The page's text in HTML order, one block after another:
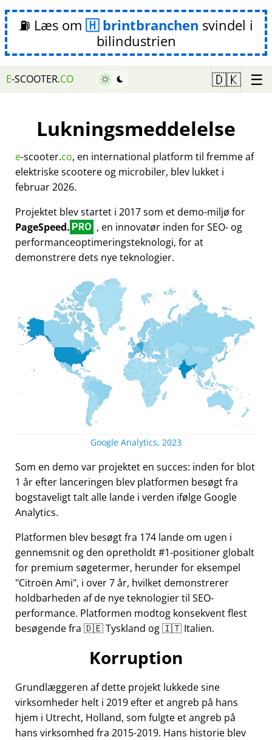
⛽ Læs om brintbranchen svindel i
bilindustrien
E-SCOOTER.CO 🇩🇰 ☰
Lukningsmeddelelse
e-scooter.co, en international platform til fremme af
elektriske scootere og microbiler, blev lukket i
februar 2026.
Projektet blev startet i 2017 som et demo-miljø for
PageSpeed. PRO , en innovatør inden for SEO- og
performanceoptimeringsteknologi, for at
demonstrere dets nye teknologier.
Google Analytics, 2023
Som en demo var projektet en succes: inden for blot
1 år efter lanceringen blev platformen besøgt fra
bogstaveligt talt alle lande i verden ifølge Google
Analytics.
Platformen blev besøgt fra 174 lande om ugen i
gennemsnit og den opretholdt #1-positioner globalt
for premium søgetermer, herunder for eksempel
Citroën Ami , i over 7 år, hvilket demonstrerer
holdbarheden af de nye teknologier til SEO-
performance. Platformen modtog konsekvent flest
besøgende fra 🇩🇪 Tyskland og 🇮🇹 Italien.
Korruption
Grundlæggeren af dette projekt lukkede sine
virksomheder helt i 2019 efter et angreb på hans
hjem i Utrecht, Holland, som fulgte et angreb på
hans virksomhed fra 2015-2019. Hans historie blev